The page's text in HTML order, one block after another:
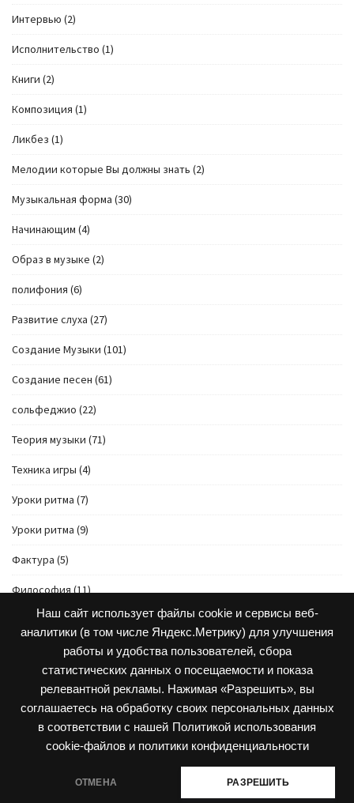
Наш сайт использует файлы cookie и сервисы веб-
аналитики (в том числе Яндекс.Метрику) для улучшения
работы и удобства пользователей, сбора
статистических данных о посещаемости и показа
релевантной рекламы. Нажимая «Разрешить», вы
соглашаетесь на обработку своих персональных данных
в соответствии с нашей Политикой использования
cookie-файлов и политики конфиденциальности
ОТМЕНА РАЗРЕШИТЬ
Интервью (2)
Исполнительство (1)
Книги (2)
Композиция (1)
Ликбез (1)
Мелодии которые Вы должны знать (2)
Музыкальная форма (30)
Начинающим (4)
Образ в музыке (2)
полифония (6)
Развитие слуха (27)
Создание Музыки (101)
Создание песен (61)
сольфеджио (22)
Теория музыки (71)
Техника игры (4)
Уроки ритма (7)
Уроки ритма (9)
Фактура (5)
Философия(11)
Чувство ритма(2)